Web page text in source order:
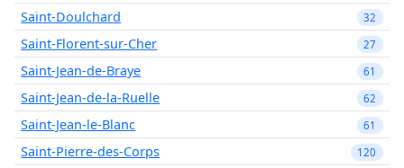
Saint-Doulchard 32
Saint-Florent-sur-Cher 27
Saint-Jean-de-Braye 61
Saint-Jean-de-la-Ruelle 62
Saint-Jean-le-Blanc 61
Saint-Pierre-des-Corps 120